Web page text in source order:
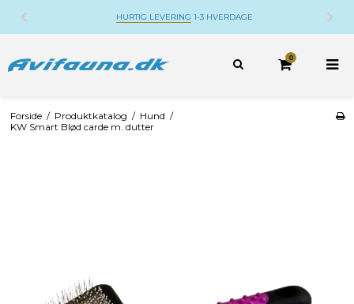
DANSK WEBSHOPBELIGGENDE PÅ DJURSLAND
0
Forside / Produktkatalog / Hund /
KW Smart Blød carde m. dutter